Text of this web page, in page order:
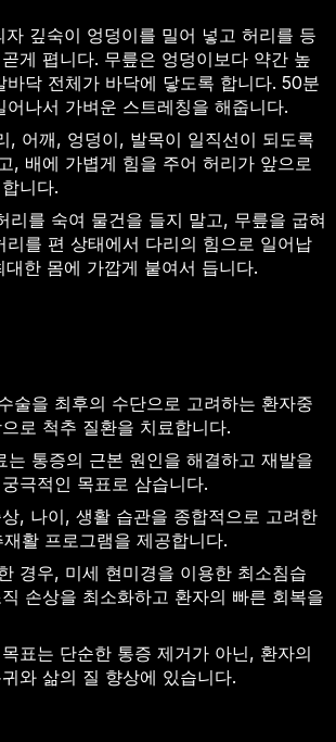
자 깊숙이 엉덩이를 밀어 넣고 허리를 등
게 폅니다. 무릎은 엉덩이보다 약간 높
바닥 전체가 바닥에 닿도록 합니다. 50분
어나서 가벼운 스트레칭을 해줍니다.
, 어깨, 엉덩이, 발목이 일직선이 되도록
, 배에 가볍게 힘을 주어 허리가 앞으로
니다.
리를 숙여 물건을 들지 말고, 무릎을 굽혀
리를 편 상태에서 다리의 힘으로 일어납
대한 몸에 가깝게 붙여서 듭니다.
술을 최후의 수단으로 고려하는 환자중
로 척추 질환을 치료합니다.
는 통증의 근본 원인을 해결하고 재발을
극적인 목표로 삼습니다.
, 나이, 생활 습관을 종합적으로 고려한
재활 프로그램을 제공합니다.
경우, 미세 현미경을 이용한 최소침습
손상을 최소화하고 환자의 빠른 회복을
표는 단순한 통증 제거가 아닌, 환자의
와 삶의 질 향상에 있습니다.